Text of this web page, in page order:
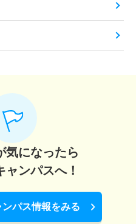
気になったら
ャンパスへ！
パス情報をみる